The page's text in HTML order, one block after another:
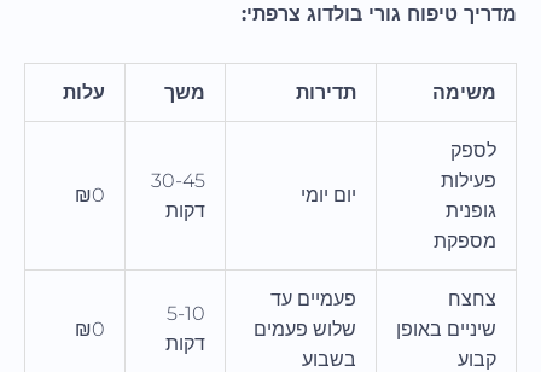
מדריך טיפוח גורי בולדוג צרפתי:
משימה תדירות משך עלות
לספק
פעילות
גופנית
מספקת
יום יומי
30-45
דקות
₪0
צחצח
שיניים באופן
קבוע
פעמיים עד
שלוש פעמים
בשבוע
5-10
דקות
₪0